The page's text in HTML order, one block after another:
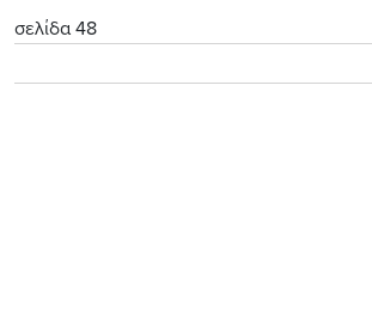
σελίδα 48